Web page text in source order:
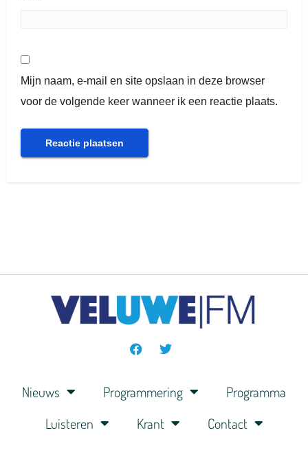
Mijn naam, e-mail en site opslaan in deze browser
voor de volgende keer wanneer ik een reactie plaats.
Nieuws Programmering
Programma
Luisteren
Krant Contact